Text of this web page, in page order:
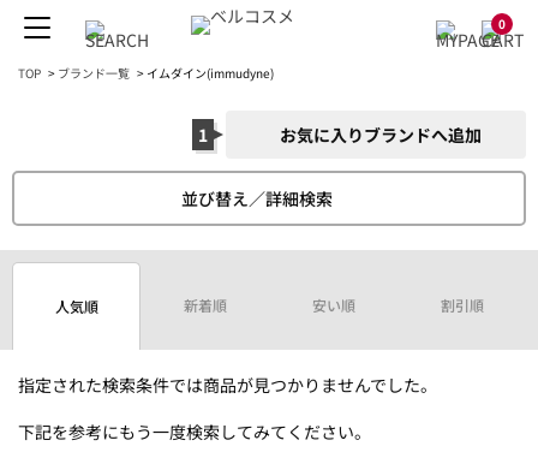
0
TOP > ブランド一覧 > イムダイン(immudyne)
1 お気に入りブランドへ追加
並び替え／詳細検索
人気順 新着順 安い順 割引順
指定された検索条件では商品が見つかりませんでした。
下記を参考にもう一度検索してみてください。